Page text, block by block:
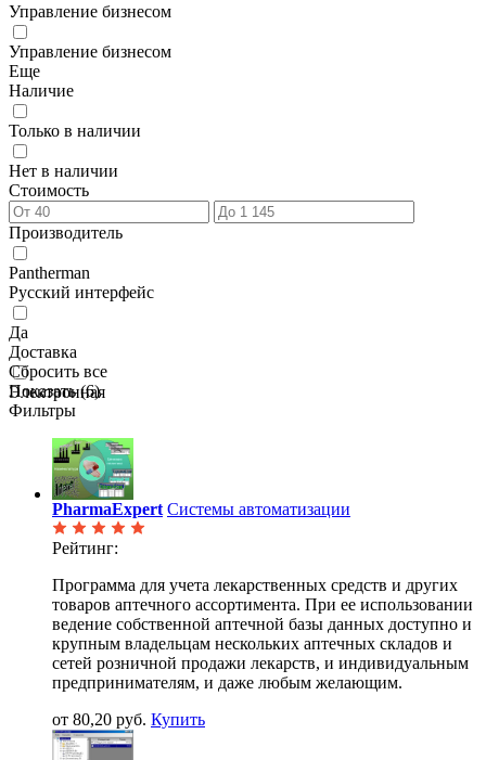
Управление бизнесом
Управление бизнесом
Еще
Наличие
Только в наличии
Нет в наличии
Стоимость
Производитель
Pantherman
Русский интерфейс
Да
Доставка
Электронная
Сбросить все
Показать (6)
Фильтры
PharmaExpert Системы автоматизации
Рейтинг:
Программа для учета лекарственных средств и других
товаров аптечного ассортимента. При ее использовании
ведение собственной аптечной базы данных доступно и
крупным владельцам нескольких аптечных складов и
сетей розничной продажи лекарств, и индивидуальным
предпринимателям, и даже любым желающим.
от 80,20 руб. Купить